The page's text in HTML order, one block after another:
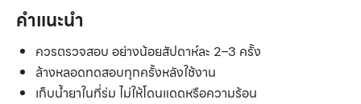
คำแนะนำ
ควรตรวจสอบ อย่างน้อยสัปดาห์ละ 2–3 ครั้ง
ล้างหลอดทดสอบทุกครั้งหลังใช้งาน
เก็บน้ำยาในที่ร่ม ไม่ให้โดนแดดหรือความร้อน